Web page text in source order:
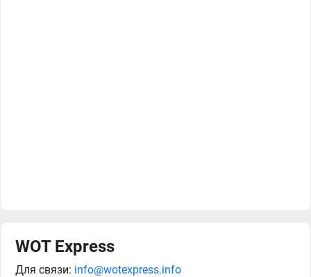
WOT Express
Для связи: info@wotexpress.info